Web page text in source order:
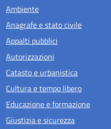
Ambiente
Anagrafe e stato civile
Appalti pubblici
Autorizzazioni
Catasto e urbanistica
Cultura e tempo libero
Educazione e formazione
Giustizia e sicurezza